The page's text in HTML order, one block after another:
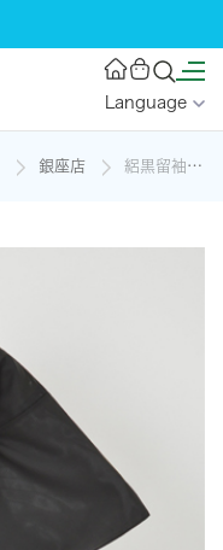
Language
銀座店 絽黒留袖[松や桔梗・梅と橘]の着物レンタル